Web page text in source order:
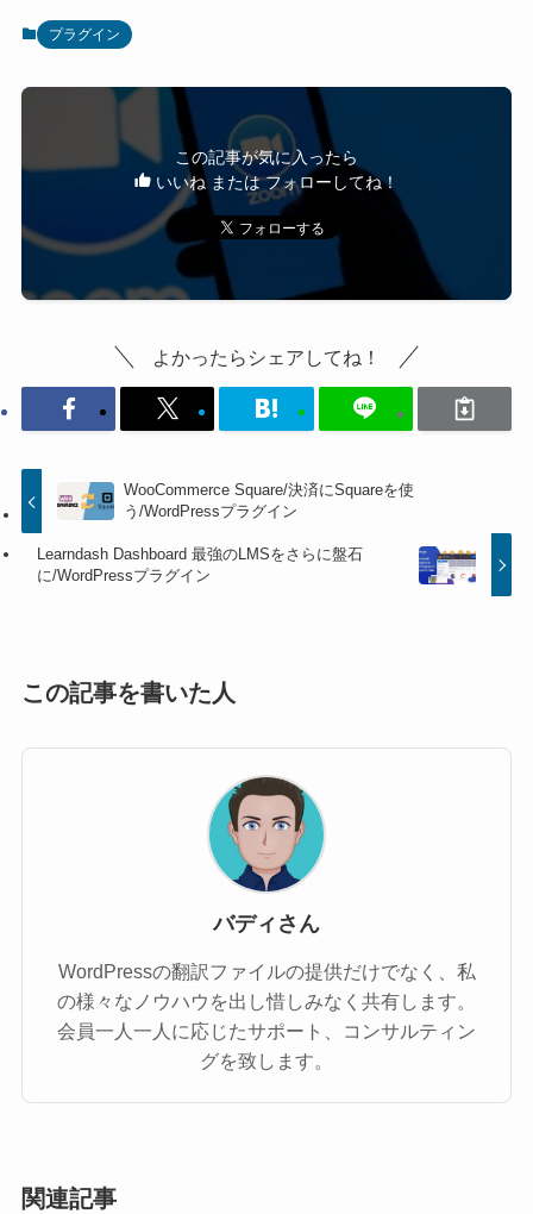
プラグイン
この記事が気に入ったら
いいね または フォローしてね！
よかったらシェアしてね！
WooCommerce Square/決済にSquareを使
う/WordPressプラグイン
Learndash Dashboard 最強のLMSをさらに盤石
に/WordPressプラグイン
この記事を書いた人
バディさん
WordPressの翻訳ファイルの提供だけでなく、私
の様々なノウハウを出し惜しみなく共有します。
会員一人一人に応じたサポート、コンサルティン
グを致します。
関連記事